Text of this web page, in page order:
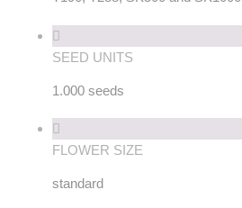
SEED UNITS
1.000 seeds
FLOWER SIZE
standard